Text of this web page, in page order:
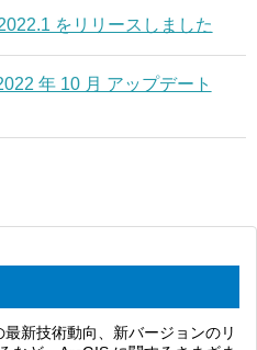
をリリースしました
年 10 月 アップデート
新技術動向、新バージョンのリ